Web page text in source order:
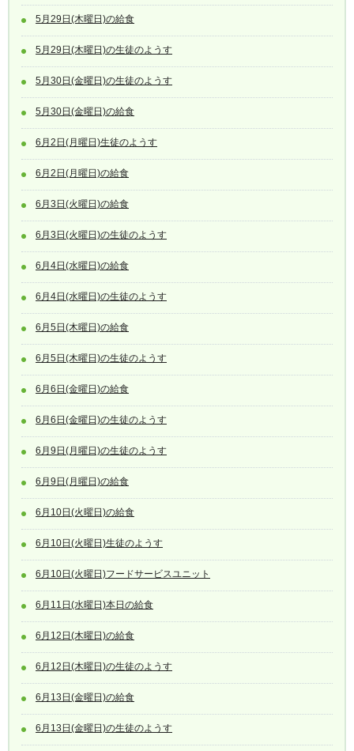
5月29日(木曜日)の給食
5月29日(木曜日)の生徒のようす
5月30日(金曜日)の生徒のようす
5月30日(金曜日)の給食
6月2日(月曜日)生徒のようす
6月2日(月曜日)の給食
6月3日(火曜日)の給食
6月3日(火曜日)の生徒のようす
6月4日(水曜日)の給食
6月4日(水曜日)の生徒のようす
6月5日(木曜日)の給食
6月5日(木曜日)の生徒のようす
6月6日(金曜日)の給食
6月6日(金曜日)の生徒のようす
6月9日(月曜日)の生徒のようす
6月9日(月曜日)の給食
6月10日(火曜日)の給食
6月10日(火曜日)生徒のようす
6月10日(火曜日)フードサービスユニット
6月11日(水曜日)本日の給食
6月12日(木曜日)の給食
6月12日(木曜日)の生徒のようす
6月13日(金曜日)の給食
6月13日(金曜日)の生徒のようす